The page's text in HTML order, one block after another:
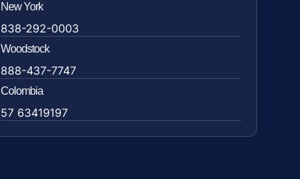
New York
838-292-0003
Woodstock
888-437-7747
Colombia
57 63419197